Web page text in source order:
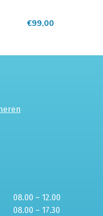
€99,00
08.00 – 12.00
08.00 – 17.30